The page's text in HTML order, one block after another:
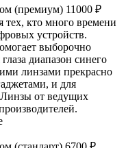
(премиум) 11000 ₽
тех, кто много времени
устройств.
выборочно
диапазон синего
линзами прекрасно
и для
от ведущих